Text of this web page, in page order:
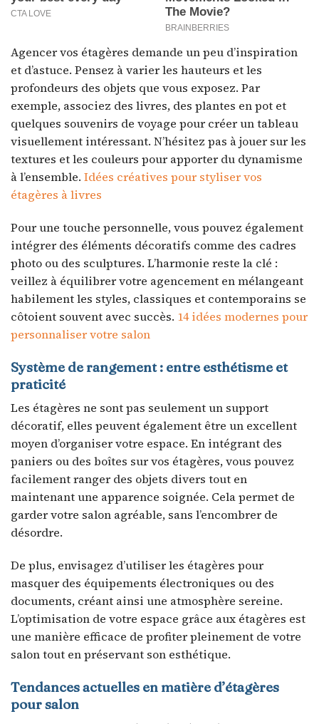
Agencer vos étagères demande un peu d’inspiration
et d’astuce. Pensez à varier les hauteurs et les
profondeurs des objets que vous exposez. Par
exemple, associez des livres, des plantes en pot et
quelques souvenirs de voyage pour créer un tableau
visuellement intéressant. N’hésitez pas à jouer sur les
textures et les couleurs pour apporter du dynamisme
à l’ensemble. Idées créatives pour styliser vos
étagères à livres
Pour une touche personnelle, vous pouvez également
intégrer des éléments décoratifs comme des cadres
photo ou des sculptures. L’harmonie reste la clé :
veillez à équilibrer votre agencement en mélangeant
habilement les styles, classiques et contemporains se
côtoient souvent avec succès. 14 idées modernes pour
personnaliser votre salon
Système de rangement : entre esthétisme et
praticité
Les étagères ne sont pas seulement un support
décoratif, elles peuvent également être un excellent
moyen d’organiser votre espace. En intégrant des
paniers ou des boîtes sur vos étagères, vous pouvez
facilement ranger des objets divers tout en
maintenant une apparence soignée. Cela permet de
garder votre salon agréable, sans l’encombrer de
désordre.
De plus, envisagez d’utiliser les étagères pour
masquer des équipements électroniques ou des
documents, créant ainsi une atmosphère sereine.
L’optimisation de votre espace grâce aux étagères est
une manière efficace de profiter pleinement de votre
salon tout en préservant son esthétique.
Tendances actuelles en matière d’étagères
pour salon